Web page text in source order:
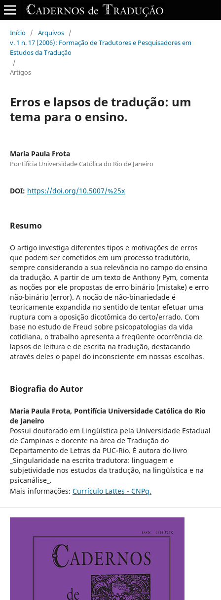
Início / Arquivos /
v. 1 n. 17 (2006): Formação de Tradutores e Pesquisadores em
Estudos da Tradução
/
Artigos
Erros e lapsos de tradução: um
tema para o ensino.
Maria Paula Frota
Pontifícia Universidade Católica do Rio de Janeiro
DOI: https://doi.org/10.5007/%25x
Resumo
O artigo investiga diferentes tipos e motivações de erros
que podem ser cometidos em um processo tradutório,
sempre considerando a sua relevância no campo do ensino
da tradução. A partir de um texto de Anthony Pym, comenta
as noções por ele propostas de erro binário (mistake) e erro
não-binário (error). A noção de não-binariedade é
teoricamente expandida no sentido de tentar efetuar uma
ruptura com a oposição dicotômica do certo/errado. Com
base no estudo de Freud sobre psicopatologias da vida
cotidiana, o trabalho apresenta a freqüente ocorrência de
lapsos de leitura e de escrita na tradução, destacando
através deles o papel do inconsciente em nossas escolhas.
Biografia do Autor
Maria Paula Frota, Pontifícia Universidade Católica do Rio
de Janeiro
Possui doutorado em Lingüística pela Universidade Estadual
de Campinas e docente na área de Tradução do
Departamento de Letras da PUC-Rio. É autora do livro
_Singularidade na escrita tradutora: linguagem e
subjetividade nos estudos da tradução, na lingüística e na
psicanálise_.
Mais informações: Currículo Lattes - CNPq.